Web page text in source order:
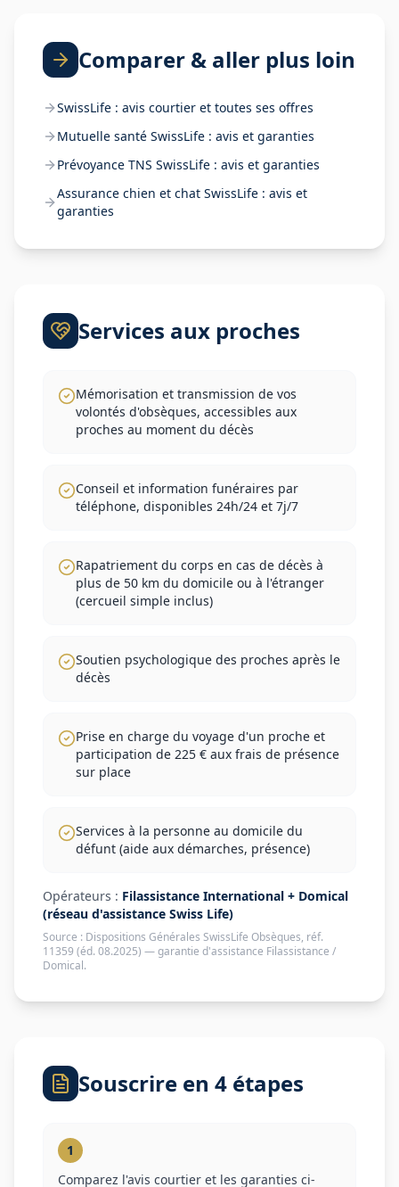
Comparer & aller plus loin
SwissLife : avis courtier et toutes ses offres
Mutuelle santé SwissLife : avis et garanties
Prévoyance TNS SwissLife : avis et garanties
Assurance chien et chat SwissLife : avis et
garanties
Services aux proches
Mémorisation et transmission de vos
volontés d'obsèques, accessibles aux
proches au moment du décès
Conseil et information funéraires par
téléphone, disponibles 24h/24 et 7j/7
Rapatriement du corps en cas de décès à
plus de 50 km du domicile ou à l'étranger
(cercueil simple inclus)
Soutien psychologique des proches après le
décès
Prise en charge du voyage d'un proche et
participation de 225 € aux frais de présence
sur place
Services à la personne au domicile du
défunt (aide aux démarches, présence)
Opérateurs : Filassistance International + Domical
(réseau d'assistance Swiss Life)
Source : Dispositions Générales SwissLife Obsèques, réf.
11359 (éd. 08.2025) — garantie d'assistance Filassistance /
Domical.
Souscrire en 4 étapes
1
Comparez l'avis courtier et les garanties ci-